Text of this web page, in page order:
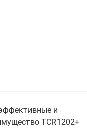
и
TCR1202+